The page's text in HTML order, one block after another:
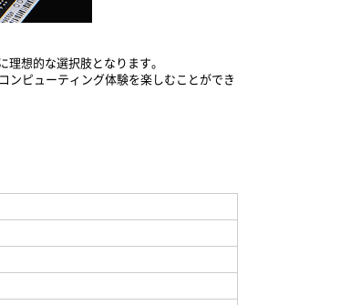
理想的な選択肢となります。
ンピューティング体験を楽しむことができ